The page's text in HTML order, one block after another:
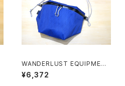
WANDERLUST EQUIPMENT
/ KAMPALA PACK（NAVY×BL
ACK）
¥6,372